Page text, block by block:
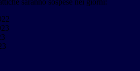
saranno sospese nei giorni: